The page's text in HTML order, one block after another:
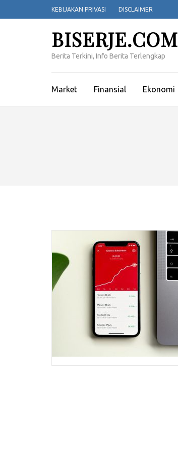
ke
KEBIJAKAN PRIVASI DISCLAIMER
BISERJE.COM
Berita Terkini, Info Berita Terlengkap
Market Finansial Ekonomi